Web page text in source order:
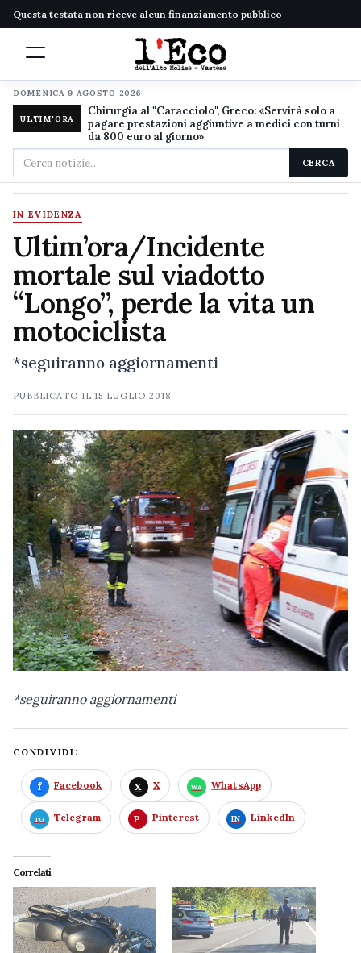
Questa testata non riceve alcun finanziamento pubblico
DOMENICA 9 AGOSTO 2026
ULTIM'ORA
Chirurgia al "Caracciolo", Greco: «Servirà solo a
pagare prestazioni aggiuntive a medici con turni
da 800 euro al giorno»
Cerca
nel
sito
CERCA
IN EVIDENZA
Ultim’ora/Incidente
mortale sul viadotto
“Longo”, perde la vita un
motociclista
*seguiranno aggiornamenti
PUBBLICATO IL15 LUGLIO 2018
*seguiranno aggiornamenti
CONDIVIDI:
Facebook X WhatsApp
Telegram Pinterest LinkedIn
Correlati